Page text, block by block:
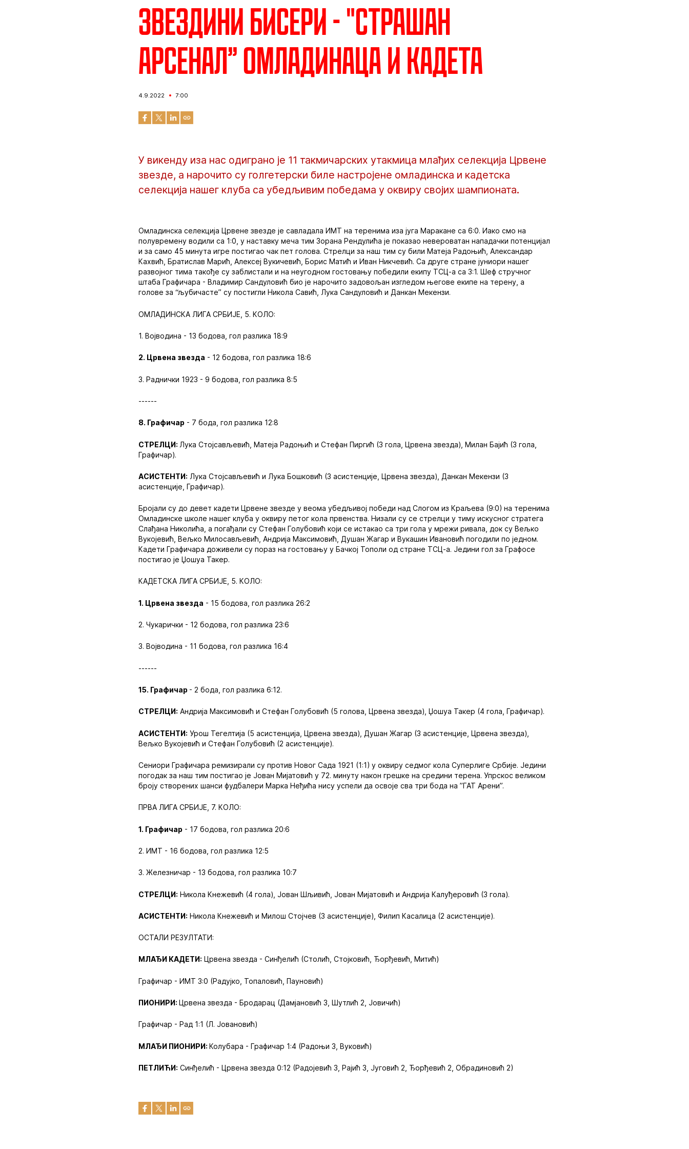
Звездини бисери - "Страшан
арсенал” омладинаца и кадета
4.9.2022 7:00
У викенду иза нас одиграно је 11 такмичарских утакмица млађих селекција Црвене
звезде, а нарочито су голгетерски биле настројене омладинска и кадетска
селекција нашег клуба са убедљивим победама у оквиру својих шампионата.
Омладинска селекција Црвене звезде је савладала ИМТ на теренима иза југа Маракане са 6:0. Иако смо на
полувремену водили са 1:0, у наставку меча тим Зорана Рендулића је показао невероватан нападачки потенцијал
и за само 45 минута игре постигао чак пет голова. Стрелци за наш тим су били Матеја Радоњић, Александар
Кахвић, Братислав Марић, Алексеј Вукичевић, Борис Матић и Иван Никчевић. Са друге стране јуниори нашег
развојног тима такође су заблистали и на неугодном гостовању победили екипу ТСЦ-а са 3:1. Шеф стручног
штаба Графичара - Владимир Сандуловић био је нарочито задовољан изгледом његове екипе на терену, а
голове за “љубичасте” су постигли Никола Савић, Лука Сандуловић и Данкан Мекензи.
ОМЛАДИНСКА ЛИГА СРБИЈЕ, 5. КОЛО:
1. Војводина - 13 бодова, гол разлика 18:9
2. Црвена звезда - 12 бодова, гол разлика 18:6
3. Раднички 1923 - 9 бодова, гол разлика 8:5
------
8. Графичар - 7 бода, гол разлика 12:8
СТРЕЛЦИ: Лука Стојсављевић, Матеја Радоњић и Стефан Пиргић (3 гола, Црвена звезда), Милан Бајић (3 гола,
Графичар).
АСИСТЕНТИ: Лука Стојсављевић и Лука Бошковић (3 асистенције, Црвена звезда), Данкан Мекензи (3
асистенције, Графичар).
Бројали су до девет кадети Црвене звезде у веома убедљивој победи над Слогом из Краљева (9:0) на теренима
Омладинске школе нашег клуба у оквиру петог кола првенства. Низали су се стрелци у тиму искусног стратега
Слађана Николића, а погађали су Стефан Голубовић који се истакао са три гола у мрежи ривала, док су Вељко
Вукојевић, Вељко Милосављевић, Андрија Максимовић, Душан Жагар и Вукашин Ивановић погодили по једном.
Кадети Графичара доживели су пораз на гостовању у Бачкој Тополи од стране ТСЦ-а. Једини гол за Графосе
постигао је Џошуа Такер.
КАДЕТСКА ЛИГА СРБИЈЕ, 5. КОЛО:
1. Црвена звезда - 15 бодова, гол разлика 26:2
2. Чукарички - 12 бодова, гол разлика 23:6
3. Војводина - 11 бодова, гол разлика 16:4
------
15. Графичар - 2 бода, гол разлика 6:12.
СТРЕЛЦИ: Андрија Максимовић и Стефан Голубовић (5 голова, Црвена звезда), Џошуа Такер (4 гола, Графичар).
АСИСТЕНТИ: Урош Тегелтија (5 асистенција, Црвена звезда), Душан Жагар (3 асистенције, Црвена звезда),
Вељко Вукојевић и Стефан Голубовић (2 асистенције).
Сениори Графичара ремизирали су против Новог Сада 1921 (1:1) у оквиру седмог кола Суперлиге Србије. Једини
погодак за наш тим постигао је Јован Мијатовић у 72. минуту након грешке на средини терена. Упрскос великом
броју створених шанси фудбалери Марка Неђића нису успели да освоје сва три бода на ”ГАТ Арени”.
ПРВА ЛИГА СРБИЈЕ, 7. КОЛО:
1. Графичар - 17 бодова, гол разлика 20:6
2. ИМТ - 16 бодова, гол разлика 12:5
3. Железничар - 13 бодова, гол разлика 10:7
СТРЕЛЦИ: Никола Кнежевић (4 гола), Јован Шљивић, Јован Мијатовић и Андрија Калуђеровић (3 гола).
АСИСТЕНТИ: Никола Кнежевић и Милош Стојчев (3 асистенције), Филип Касалица (2 асистенције).
ОСТАЛИ РЕЗУЛТАТИ:
МЛАЂИ КАДЕТИ: Црвена звезда - Синђелић (Столић, Стојковић, Ђорђевић, Митић)
Графичар - ИМТ 3:0 (Радујко, Топаловић, Пауновић)
ПИОНИРИ:Црвена звезда - Бродарац (Дамјановић 3, Шутлић 2, Јовичић)
Графичар - Рад 1:1 (Л. Јовановић)
МЛАЂИ ПИОНИРИ:Колубара - Графичар 1:4 (Радоњи 3, Вуковић)
ПЕТЛИЋИ: Синђелић - Црвена звезда 0:12 (Радојевић 3, Рајић 3, Југовић 2, Ђорђевић 2, Обрадиновић 2)